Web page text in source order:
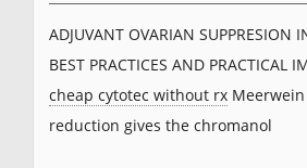
ADJUVANT OVARIAN SUPPRESION
BEST PRACTICES AND PRACTICAL
cheap cytotec without rx
reduction gives the chromanol